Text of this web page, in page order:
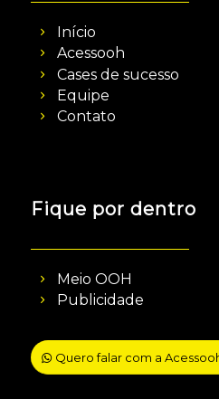
Início
Acessooh
Cases de sucesso
Equipe
Contato
Fique por dentro
Meio OOH
Publicidade
Quero falar com a